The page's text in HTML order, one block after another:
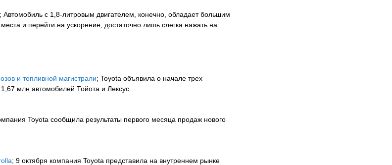
; Автомобиль с 1,8-литровым двигателем, конечно, обладает большим
и перейти на ускорение, достаточно лишь слегка нажать на
и топливной магистрали; Toyota объявила о начале трех
млн автомобилей Тойота и Лексус.
Toyota сообщила результаты первого месяца продаж нового
; 9 октября компания Toyota представила на внутреннем рынке